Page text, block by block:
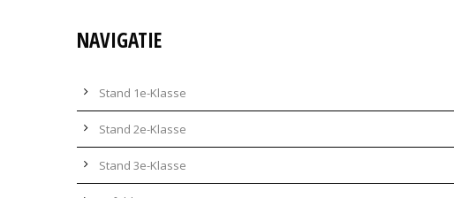
NAVIGATIE
Stand 1e-Klasse
Stand 2e-Klasse
Stand 3e-Klasse